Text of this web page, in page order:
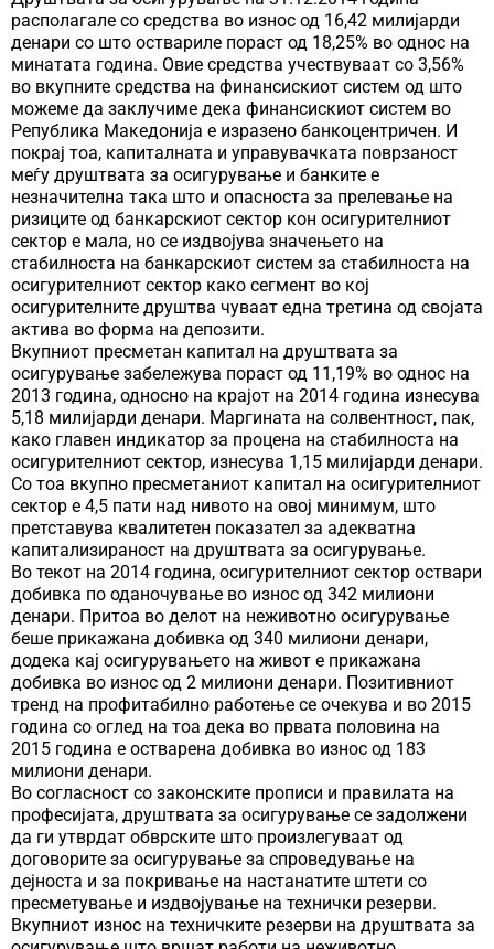
располагале со средства во износ од 16,42 милијарди
денари со што оствариле пораст од 18,25% во однос на
минатата година. Овие средства учествуваат со 3,56%
во вкупните средства на финансискиот систем од што
можеме да заклучиме дека финансискиот систем во
Република Македонија е изразено банкоцентричен. И
покрај тоа, капиталната и управувачката поврзаност
меѓу друштвата за осигурување и банките е
незначителна така што и опасноста за прелевање на
ризиците од банкарскиот сектор кон осигурителниот
сектор е мала, но се издвојува значењето на
стабилноста на банкарскиот систем за стабилноста на
осигурителниот сектор како сегмент во кој
осигурителните друштва чуваат една третина од својата
актива во форма на депозити.
Вкупниот пресметан капитал на друштвата за
осигурување забележува пораст од 11,19% во однос на
2013 година, односно на крајот на 2014 година изнесува
5,18 милијарди денари. Маргината на солвентност, пак,
како главен индикатор за процена на стабилноста на
осигурителниот сектор, изнесува 1,15 милијарди денари.
Со тоа вкупно пресметаниот капитал на осигурителниот
сектор е 4,5 пати над нивото на овој минимум, што
претставува квалитетен показател за адекватна
капитализираност на друштвата за осигурување.
Во текот на 2014 година, осигурителниот сектор оствари
добивка по оданочување во износ од 342 милиони
денари. Притоа во делот на неживотно осигурување
беше прикажана добивка од 340 милиони денари,
додека кај осигурувањето на живот е прикажана
добивка во износ од 2 милиони денари. Позитивниот
тренд на профитабилно работење се очекува и во 2015
година со оглед на тоа дека во првата половина на
2015 година е остварена добивка во износ од 183
милиони денари.
Во согласност со законските прописи и правилата на
професијата, друштвата за осигурување се задолжени
да ги утврдат обврските што произлегуваат од
договорите за осигурување за спроведување на
дејноста и за покривање на настанатите штети со
пресметување и издвојување на технички резерви.
Вкупниот износ на техничките резерви на друштвата за